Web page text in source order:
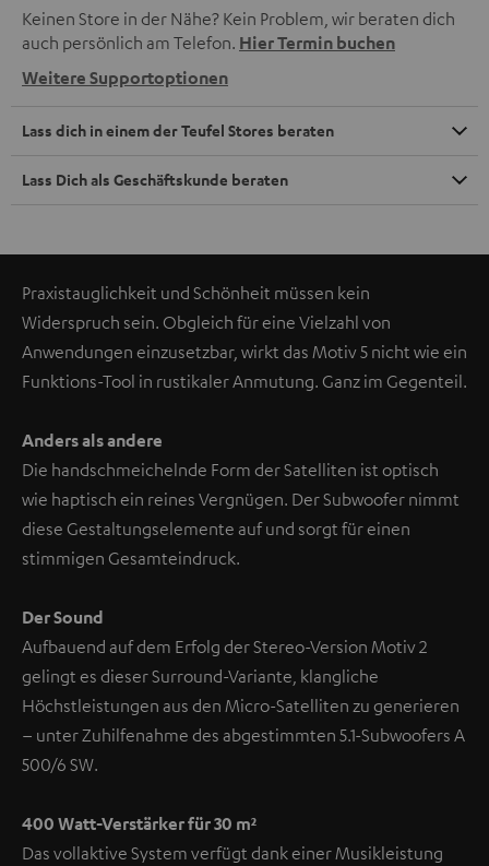
Keinen Store in der Nähe? Kein Problem, wir beraten dich
auch persönlich am Telefon. Hier Termin buchen
Weitere Supportoptionen
Lass dich in einem der Teufel Stores beraten
Lass Dich als Geschäftskunde beraten
Praxistauglichkeit und Schönheit müssen kein
Widerspruch sein. Obgleich für eine Vielzahl von
Anwendungen einzusetzbar, wirkt das Motiv 5 nicht wie ein
Funktions-Tool in rustikaler Anmutung. Ganz im Gegenteil.
Anders als andere
Die handschmeichelnde Form der Satelliten ist optisch
wie haptisch ein reines Vergnügen. Der Subwoofer nimmt
diese Gestaltungselemente auf und sorgt für einen
stimmigen Gesamteindruck.
Der Sound
Aufbauend auf dem Erfolg der Stereo-Version Motiv 2
gelingt es dieser Surround-Variante, klangliche
Höchstleistungen aus den Micro-Satelliten zu generieren
– unter Zuhilfenahme des abgestimmten 5.1-Subwoofers A
500/6 SW.
400 Watt-Verstärker für 30 m²
Das vollaktive System verfügt dank einer Musikleistung